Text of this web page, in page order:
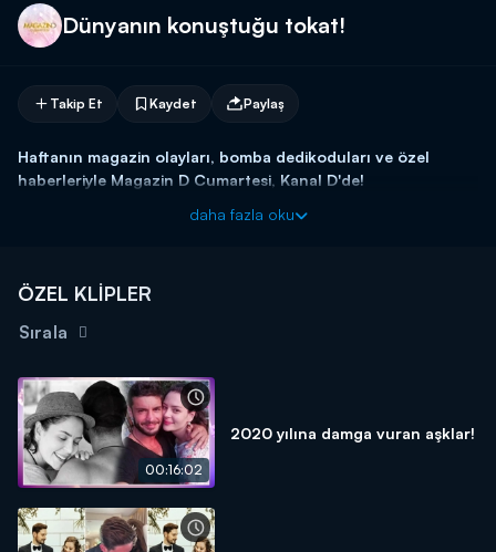
Dünyanın konuştuğu tokat!
Takip Et Kaydet Paylaş
Haftanın magazin olayları, bomba dedikoduları ve özel
haberleriyle Magazin D Cumartesi, Kanal D'de!
daha fazla oku
ÖZEL KLİPLER
Sırala
00:16:02
2020 yılına damga vuran aşklar!